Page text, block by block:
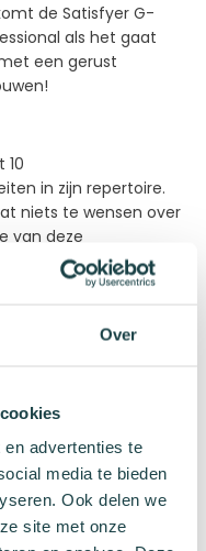
Over
advertenties te
media te bieden
Ook delen we
site met onze
de Satisfyer G-
als het gaat
een gerust
10
in zijn repertoire.
niets te wensen over
van deze
De G-Force is
en heeft de
zorgen voor extra
een grotere
Je kunt het platte
je clitoris te